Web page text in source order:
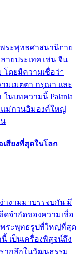
ระพุทธศาสนานิกาย
ายประเทศ เช่น จีน
โดยมีความเชื่อว่า
มเมตตา กรุณา และ
นบทความนี้ Palanla
แม่กวนอิมองค์ใหญ่
สียงที่สุดในโลก
งามมาบรรจบกัน มี
ดจำกัดของความเชื่อ
พระพุทธรูปที่ใหญ่ที่สุด
เป็นเครื่องพิสูจน์ถึง
ากลึกในวัฒนธรรม